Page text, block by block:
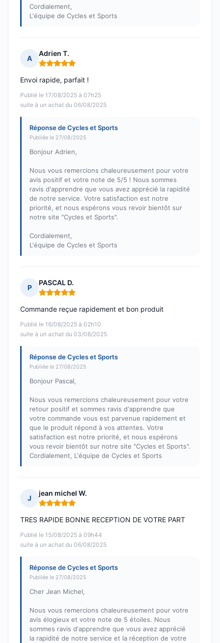
Cordialement,
L'équipe de Cycles et Sports
A
Adrien T.
Note : 5 sur 5
Publié le 17/08/2025 à 07h25
suite à un achat du 06/08/2025
Envoi rapide, parfait !
Réponse de Cycles et Sports
Publiée le 27/08/2025
Bonjour Adrien,
Nous vous remercions chaleureusement pour votre
avis positif et votre note de 5/5 ! Nous sommes
ravis d'apprendre que vous avez apprécié la rapidité
de notre service. Votre satisfaction est notre
priorité, et nous espérons vous revoir bientôt sur
notre site "Cycles et Sports".
Cordialement,
L'équipe de Cycles et Sports
P
PASCAL D.
Note : 5 sur 5
Publié le 16/08/2025 à 02h10
suite à un achat du 03/08/2025
Commande reçue rapidement et bon produit
Réponse de Cycles et Sports
Publiée le 27/08/2025
Bonjour Pascal,
Nous vous remercions chaleureusement pour votre
retour positif et sommes ravis d'apprendre que
votre commande vous est parvenue rapidement et
que le produit répond à vos attentes. Votre
satisfaction est notre priorité, et nous espérons
vous revoir bientôt sur notre site "Cycles et Sports".
Cordialement, L'équipe de Cycles et Sports
J
jean michel W.
Note : 5 sur 5
Publié le 15/08/2025 à 09h44
suite à un achat du 06/08/2025
TRES RAPIDE BONNE RECEPTION DE VOTRE PART
Réponse de Cycles et Sports
Publiée le 27/08/2025
Cher Jean Michel,
Nous vous remercions chaleureusement pour votre
avis élogieux et votre note de 5 étoiles. Nous
sommes ravis d'apprendre que vous avez apprécié
la rapidité de notre service et la réception de votre